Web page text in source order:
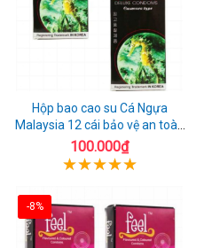
Hộp bao cao su Cá Ngựa
Malaysia 12 cái bảo vệ an toàn
tuyệt đối
100.000₫
-8%